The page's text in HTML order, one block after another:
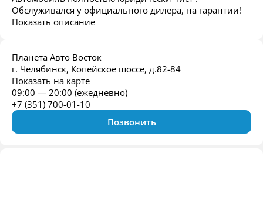
Обслуживался у официального дилера, на гарантии! ️
Показать описание
Планета Авто Восток
г. Челябинск, Копейское шоссе, д.82-84
Показать на карте
09:00 — 20:00 (ежедневно)
+7 (351) 700-01-10
Позвонить